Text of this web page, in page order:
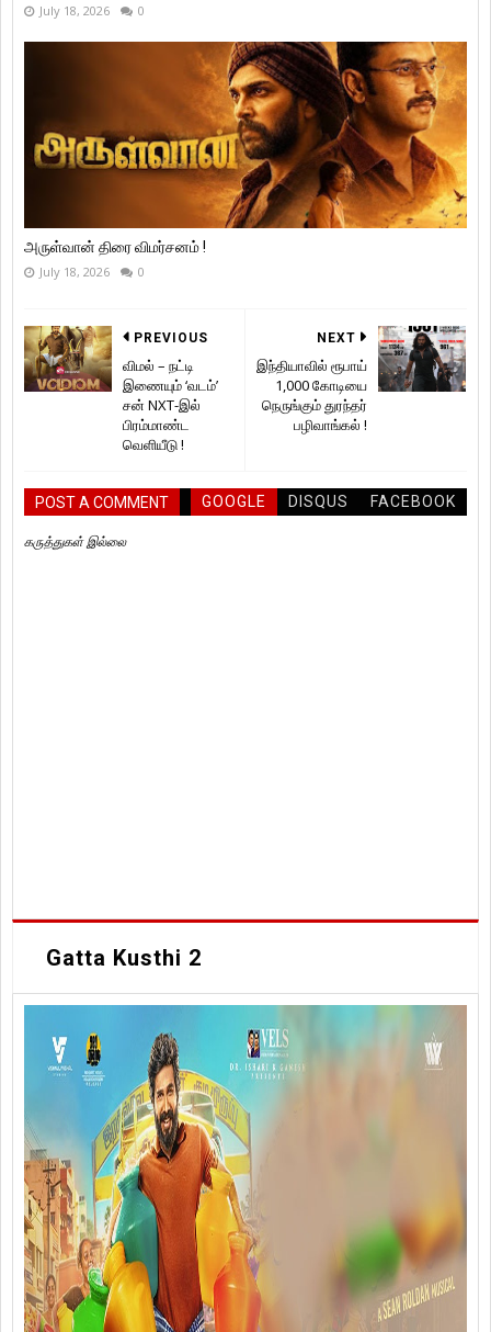
July 18, 2026 0
அருள்வான் திரை விமர்சனம் !
July 18, 2026 0
NEXT
இந்தியாவில் ரூபாய்
1,000 கோடியை
நெருங்கும் துரந்தர்
பழிவாங்கல் !
PREVIOUS
விமல் – நட்டி
இணையும் ‘வடம்’
சன் NXT-இல்
பிரம்மாண்ட
வெளியீடு !
POST A COMMENT GOOGLE DISQUS FACEBOOK
கருத்துகள் இல்லை
Gatta Kusthi 2